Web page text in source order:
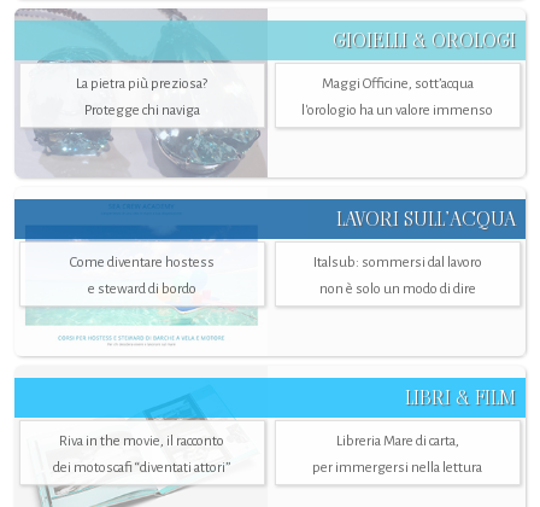
GIOIELLI & OROLOGI
La pietra più preziosa?
Protegge chi naviga
Maggi Officine, sott’acqua
l'orologio ha un valore immenso
LAVORI SULL’ACQUA
Come diventare hostess
e steward di bordo
Italsub: sommersi dal lavoro
non è solo un modo di dire
LIBRI & FILM
Riva in the movie, il racconto
dei motoscafi “diventati attori”
Libreria Mare di carta,
per immergersi nella lettura